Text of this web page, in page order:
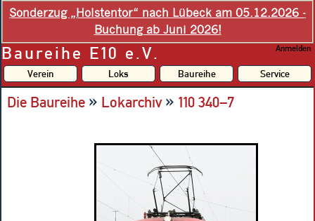
Sonderzug „Holstentor“ nach Lübeck am 05.12.2026 -
Buchung ab Juni 2026!
Baureihe E10 e.V. Anmelden
Verein Loks Baureihe Service
Die Baureihe » Lokarchiv» 110 340–7